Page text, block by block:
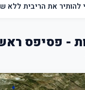
הריבית ללא שינוי ברמה של 4.5% ברקע
- פסיפס